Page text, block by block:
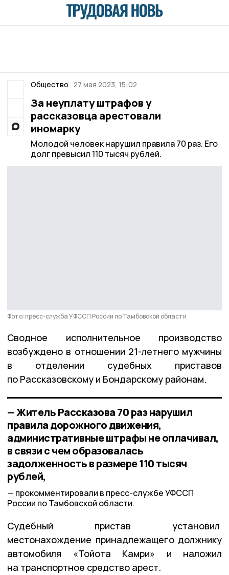
Общество 27 мая 2023, 15:02
За неуплату штрафов у
рассказовца арестовали
иномарку
Молодой человек нарушил правила 70 раз. Его
долг превысил 110 тысяч рублей.
Фото: пресс-служба УФССП России по Тамбовской области
Сводное исполнительное производство
возбуждено в отношении 21-летнего мужчины
в отделении судебных приставов
по Рассказовскому и Бондарскому районам.
— Житель Рассказова 70 раз нарушил
правила дорожного движения,
административные штрафы не оплачивал,
в связи с чем образовалась
задолженность в размере 110 тысяч
рублей,
прокомментировали в пресс-службе УФССП
России по Тамбовской области.
Судебный пристав установил
местонахождение принадлежащего должнику
автомобиля «Тойота Камри» и наложил
на транспортное средство арест.